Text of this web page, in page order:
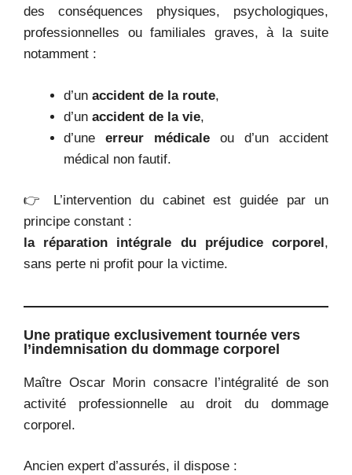
des conséquences physiques, psychologiques,
professionnelles ou familiales graves, à la suite
notamment :
d’un accident de la route,
d’un accident de la vie,
d’une erreur médicale ou d’un accident
médical non fautif.
👉 L’intervention du cabinet est guidée par un
principe constant :
la réparation intégrale du préjudice corporel ,
sans perte ni profit pour la victime.
Une pratique exclusivement tournée vers
l’indemnisation du dommage corporel
Maître Oscar Morin consacre l’intégralité de son
activité professionnelle au droit du dommage
corporel.
Ancien expert d’assurés, il dispose :